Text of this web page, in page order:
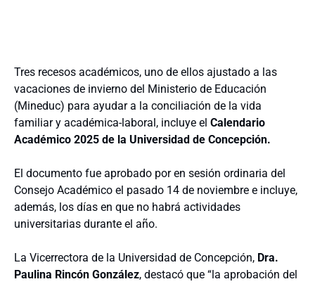
Tres recesos académicos, uno de ellos ajustado a las
vacaciones de invierno del Ministerio de Educación
(Mineduc) para ayudar a la conciliación de la vida
familiar y académica-laboral, incluye el Calendario
Académico 2025 de la Universidad de Concepción.
El documento fue aprobado por en sesión ordinaria del
Consejo Académico el pasado 14 de noviembre e incluye,
además, los días en que no habrá actividades
universitarias durante el año.
La Vicerrectora de la Universidad de Concepción, Dra.
Paulina Rincón González, destacó que “la aprobación del